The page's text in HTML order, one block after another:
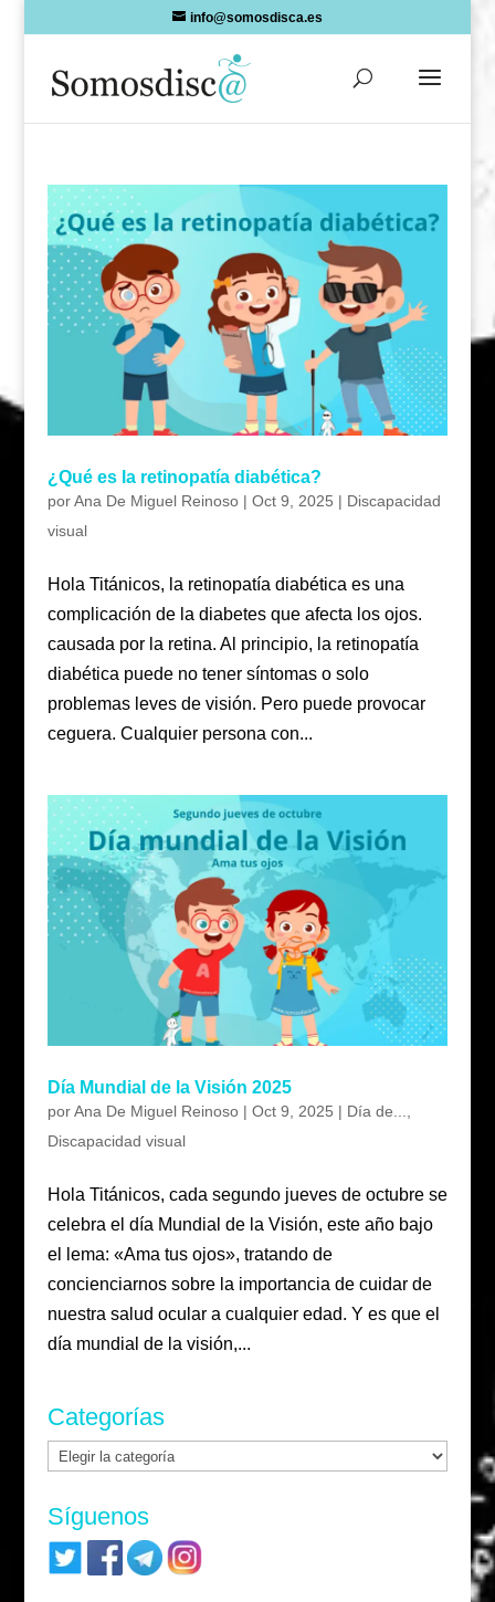
info@somosdisca.es
¿Qué es la retinopatía diabética?
porAna De Miguel Reinoso| Oct 9, 2025 | Discapacidad
visual
Hola Titánicos, la retinopatía diabética es una
complicación de la diabetes que afecta los ojos.
causada por la retina. Al principio, la retinopatía
diabética puede no tener síntomas o solo
problemas leves de visión. Pero puede provocar
ceguera. Cualquier persona con...
Día Mundial de la Visión 2025
porAna De Miguel Reinoso| Oct 9, 2025 | Día de...
Discapacidad visual
Hola Titánicos, cada segundo jueves de octubre se
celebra el día Mundial de la Visión, este año bajo
el lema: «Ama tus ojos», tratando de
concienciarnos sobre la importancia de cuidar de
nuestra salud ocular a cualquier edad. Y es que el
día mundial de la visión,...
Categorías
Categorías
Síguenos